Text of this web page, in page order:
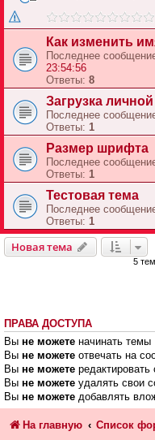
Как изменить
Последнее
23:54:56
Ответы: 8
Загрузка
Последнее
Ответы: 1
Размер шрифта
Последнее
Ответы: 1
Тестовая тема
Последнее
Ответы: 1
Новая тема
5
ПРАВА ДОСТУПА
Вы не можете начинать темы
Вы не можете отвечать на
Вы не можете
Вы не можете удалять свои
Вы не можете добавлять
На главную Список